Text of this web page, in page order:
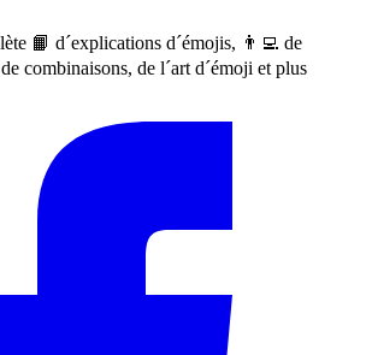
📙 d´explications d´émojis, 👨‍💻 de
combinaisons, de l´art d´émoji et plus